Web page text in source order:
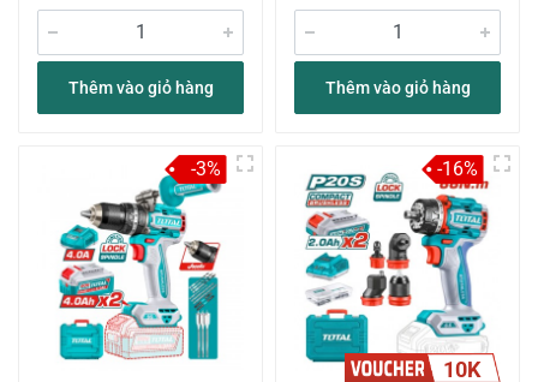
Thêm vào giỏ hàng Thêm vào giỏ hàng
-3%
10K
-16%